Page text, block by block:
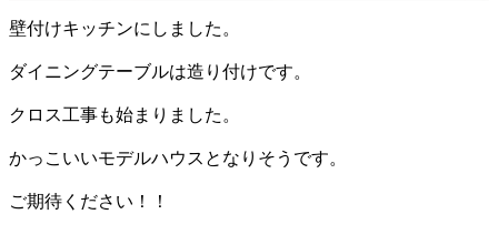
壁付けキッチンにしました。
ダイニングテーブルは造り付けです。
クロス工事も始まりました。
かっこいいモデルハウスとなりそうです。
ご期待ください！！